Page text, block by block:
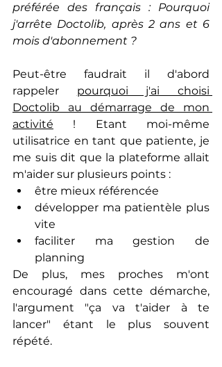
préférée des français : Pourquoi
j'arrête Doctolib, après 2 ans et 6
mois d'abonnement ?
Peut-être faudrait il d'abord
rappeler pourquoi j'ai choisi
Doctolib au démarrage de mon
activité ! Etant moi-même
utilisatrice en tant que patiente, je
me suis dit que la plateforme allait
m'aider sur plusieurs points :
être mieux référencée
développer ma patientèle plus
vite
faciliter ma gestion de
planning
De plus, mes proches m'ont
encouragé dans cette démarche,
l'argument "ça va t'aider à te
lancer" étant le plus souvent
répété.